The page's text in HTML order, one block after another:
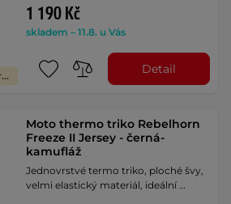
Výměna velikosti zdarma
1 190 Kč
skladem – 11.8. u Vás
Detail
Moto thermo triko Rebelhorn
Freeze II Jersey - černá-
kamufláž
Jednovrstvé termo triko, ploché švy,
velmi elastický materiál, ideální …